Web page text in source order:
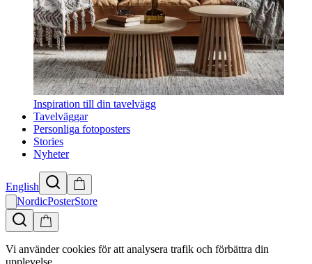
Inspiration till din tavelvägg
Tavelväggar
Personliga fotoposters
Stories
Nyheter
English
NordicPosterStore
Vi använder cookies för att analysera trafik och förbättra din
upplevelse.